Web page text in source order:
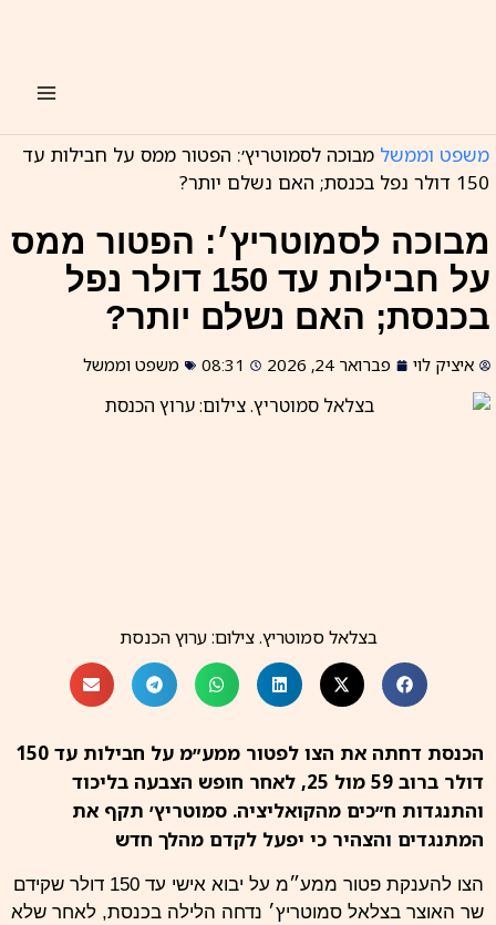
משפט וממשל מבוכה לסמוטריץ׳: הפטור ממס על חבילות עד
150 דולר נפל בכנסת; האם נשלם יותר?
מבוכה לסמוטריץ׳: הפטור ממס
על חבילות עד 150 דולר נפל
בכנסת; האם נשלם יותר?
איציק לוי פברואר 24, 2026 08:31 משפט וממשל
בצלאל סמוטריץ. צילום: ערוץ הכנסת
הכנסת דחתה את הצו לפטור ממע״מ על חבילות עד 150
דולר ברוב 59 מול 25, לאחר חופש הצבעה בליכוד
והתנגדות ח״כים מהקואליציה. סמוטריץ׳ תקף את
המתנגדים והצהיר כי יפעל לקדם מהלך חדש
הצו להענקת פטור ממע״מ על יבוא אישי עד 150 דולר שקידם
שר האוצר בצלאל סמוטריץ׳ נדחה הלילה בכנסת, לאחר שלא